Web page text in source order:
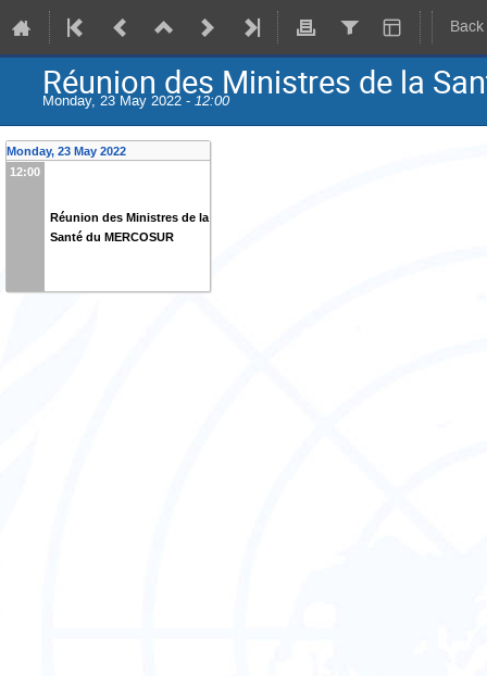
Réunion des Ministres de la
Monday, 23 May 2022 - 12:00
Monday, 23 May 2022
12:00
Réunion des Ministres de la
Santé du MERCOSUR